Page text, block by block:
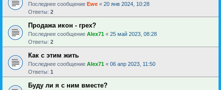
Последнее сообщение Ewe « 20 янв 2024, 10:28
Ответы: 2
Продажа икон - грех?
Последнее сообщение Alex71 « 25 май 2023, 08:28
Ответы: 2
Как с этим жить
Последнее сообщение Alex71 « 06 апр 2023, 11:50
Ответы: 1
Буду ли я с ним вместе?